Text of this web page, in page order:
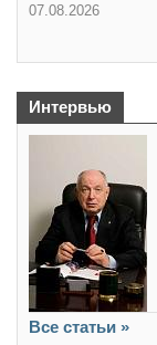
07.08.2026
Интервью
Все статьи »